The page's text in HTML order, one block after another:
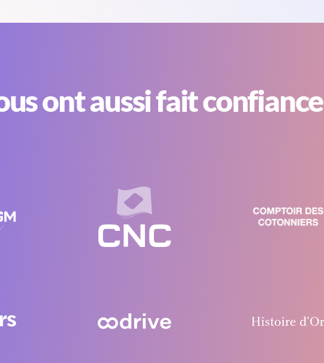
ont aussi fait confiance